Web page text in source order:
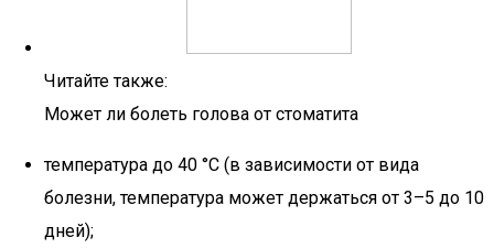
Читайте также:
Может ли болеть голова от стоматита
температура до 40 °C (в зависимости от вида
болезни, температура может держаться от 3–5 до 10
дней);